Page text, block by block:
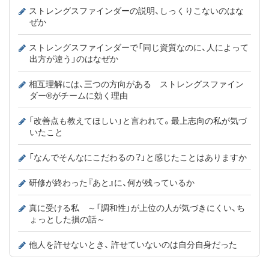
ストレングスファインダーの説明、しっくりこないのはな
ぜか
ストレングスファインダーで「同じ資質なのに、人によって
出方が違う」のはなぜか
相互理解には、三つの方向がある ストレングスファイン
ダー®がチームに効く理由
「改善点も教えてほしい」と言われて。最上志向の私が気づ
いたこと
「なんでそんなにこだわるの？」と感じたことはありますか
研修が終わった『あと』に、何が残っているか
真に受ける私 ～「調和性」が上位の人が気づきにくい、ち
ょっとした損の話～
他人を許せないとき、 許せていないのは自分自身だった